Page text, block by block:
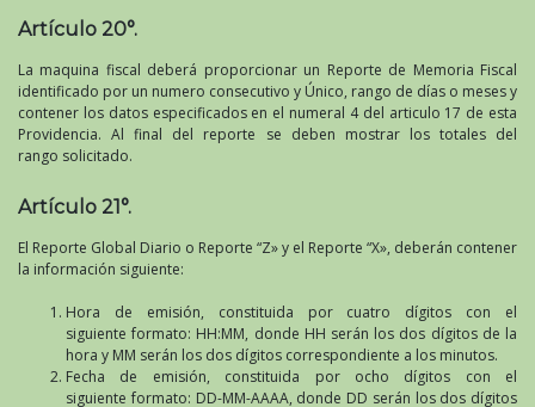
Artículo 20°.
La maquina fiscal deberá proporcionar un Reporte de Memoria Fiscal
identificado por un numero consecutivo y Único, rango de días o meses y
contener los datos especificados en el numeral 4 del articulo 17 de esta
Providencia. Al final del reporte se deben mostrar los totales del
rango solicitado.
Artículo 21°.
El Reporte Global Diario o Reporte “Z» y el Reporte “X», deberán contener
la información siguiente:
Hora de emisión, constituida por cuatro dígitos con el
siguiente formato: HH:MM, donde HH serán los dos dígitos de la
hora y MM serán los dos dígitos correspondiente a los minutos.
Fecha de emisión, constituida por ocho dígitos con el
siguiente formato: DD-MM-AAAA, donde DD serán los dos dígitos